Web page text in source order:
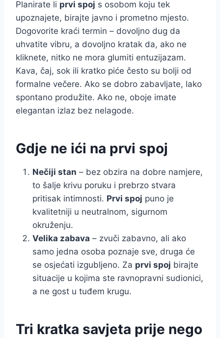
Planirate li prvi spoj s osobom koju tek
upoznajete, birajte javno i prometno mjesto.
Dogovorite kraći termin – dovoljno dug da
uhvatite vibru, a dovoljno kratak da, ako ne
kliknete, nitko ne mora glumiti entuzijazam.
Kava, čaj, sok ili kratko piće često su bolji od
formalne večere. Ako se dobro zabavljate, lako
spontano produžite. Ako ne, oboje imate
elegantan izlaz bez nelagode.
Gdje ne ići na prvi spoj
Nečiji stan – bez obzira na dobre namjere,
to šalje krivu poruku i prebrzo stvara
pritisak intimnosti. Prvi spoj puno je
kvalitetniji u neutralnom, sigurnom
okruženju.
Velika zabava – zvuči zabavno, ali ako
samo jedna osoba poznaje sve, druga će
se osjećati izgubljeno. Za prvi spoj birajte
situacije u kojima ste ravnopravni sudionici,
a ne gost u tuđem krugu.
Tri kratka savjeta prije nego